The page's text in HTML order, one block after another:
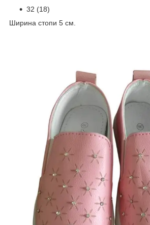
32 (18)
Ширина стопи 5 см.